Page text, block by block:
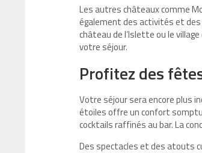
Les autres châteaux comme
également des activités et des
château de l’Islette ou le
votre séjour.
Profitez des
Votre séjour sera encore plus
étoiles offre un confort
cocktails raffinés au bar. La
Des spectacles et des atouts